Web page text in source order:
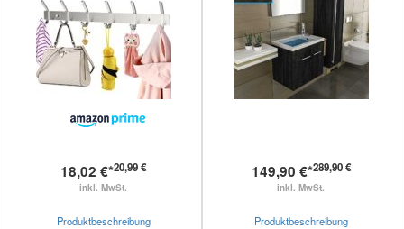
18,02 €*20,99 €
inkl. MwSt.
Produktbeschreibung
149,90 €*289,90 €
inkl. MwSt.
Produktbeschreibung